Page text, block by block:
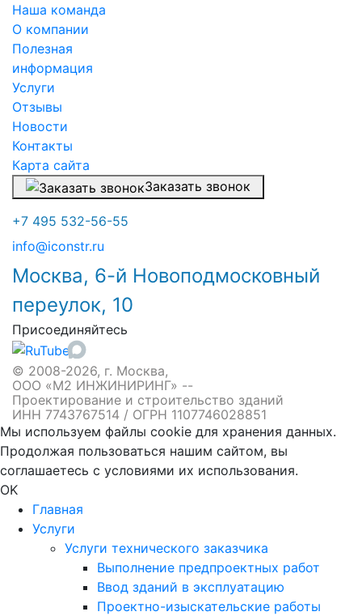
Наша команда
О компании
Полезная
информация
Услуги
Отзывы
Новости
Контакты
Карта сайта
Заказать звонок
+7 495 532-56-55
info@iconstr.ru
Москва, 6-й Новоподмосковный
переулок, 10
Присоединяйтесь
© 2008-2026, г. Москва,
ООО «М2 ИНЖИНИРИНГ» --
Проектирование и строительство зданий
ИНН 7743767514 / ОГРН 1107746028851
Мы используем файлы cookie для хранения данных.
Продолжая пользоваться нашим сайтом, вы
соглашаетесь с условиями их использования.
OK
Главная
Услуги
Услуги технического заказчика
Выполнение предпроектных работ
Ввод зданий в эксплуатацию
Проектно-изыскательские работы